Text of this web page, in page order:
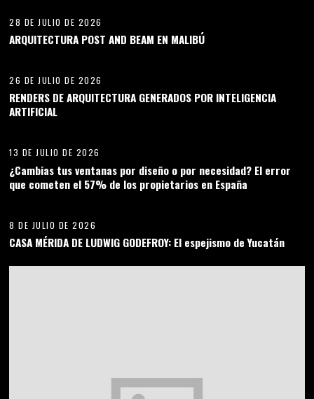
28 DE JULIO DE 2026
ARQUITECTURA POST AND BEAM EN MALIBÚ
26 DE JULIO DE 2026
RENDERS DE ARQUITECTURA GENERADOS POR INTELIGENCIA
ARTIFICIAL
13 DE JULIO DE 2026
¿Cambias tus ventanas por diseño o por necesidad? El error
que cometen el 57% de los propietarios en España
8 DE JULIO DE 2026
CASA MÉRIDA DE LUDWIG GODEFROY: El espejismo de Yucatán